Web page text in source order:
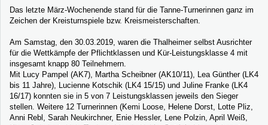
Das letzte März-Wochenende stand für die Tanne-Turnerinnen ganz im
Zeichen der Kreisturnspiele bzw. Kreismeisterschaften.
Am Samstag, den 30.03.2019, waren die Thalheimer selbst Ausrichter
für die Wettkämpfe der Pflichtklassen und Kür-Leistungsklasse 4 mit
insgesamt knapp 80 Teilnehmern.
Mit Lucy Pampel (AK7), Martha Scheibner (AK10/11), Lea Günther (LK4
bis 11 Jahre), Lucienne Kotschik (LK4 15/15) und Juline Franke (LK4
16/17) konnten sie in 5 von 7 Leistungsklassen jeweils den Sieger
stellen. Weitere 12 Turnerinnen (Kemi Loose, Helene Dorst, Lotte Pliz,
Anni Rebl, Sarah Neukirchner, Enie Hessler, Lene Polzin, April Weiß,